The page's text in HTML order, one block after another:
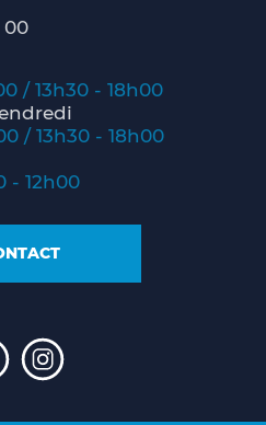
00
/ 13h30 - 18h00
/ 13h30 - 18h00
- 12h00